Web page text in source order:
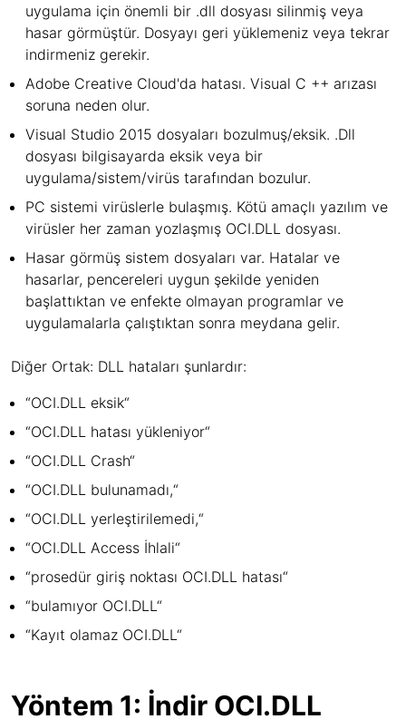
uygulama için önemli bir .dll dosyası silinmiş veya
hasar görmüştür. Dosyayı geri yüklemeniz veya tekrar
indirmeniz gerekir.
Adobe Creative Cloud'da hatası. Visual C ++ arızası
soruna neden olur.
Visual Studio 2015 dosyaları bozulmuş/eksik. .Dll
dosyası bilgisayarda eksik veya bir
uygulama/sistem/virüs tarafından bozulur.
PC sistemi virüslerle bulaşmış. Kötü amaçlı yazılım ve
virüsler her zaman yozlaşmış OCI.DLL dosyası.
Hasar görmüş sistem dosyaları var. Hatalar ve
hasarlar, pencereleri uygun şekilde yeniden
başlattıktan ve enfekte olmayan programlar ve
uygulamalarla çalıştıktan sonra meydana gelir.
Diğer Ortak: DLL hataları şunlardır:
“OCI.DLL eksik“
“OCI.DLL hatası yükleniyor“
“OCI.DLL Crash“
“OCI.DLL bulunamadı,“
“OCI.DLL yerleştirilemedi,“
“OCI.DLL Access İhlali“
“prosedür giriş noktası OCI.DLL hatası“
“bulamıyor OCI.DLL“
“Kayıt olamaz OCI.DLL“
Yöntem 1: İndir OCI.DLL